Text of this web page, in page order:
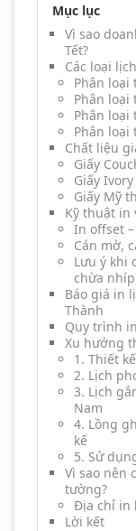
Mục lục
Vì sao
Tết?
Các loại
Phân loại
Phân loại
Phân loại
Phân loại
Chất liệu
Giấy
Giấy Ivory
Giấy Mỹ
Kỹ thuật in
In offset
Cán mờ,
Lưu ý khi
chừa
Báo giá in
Thành
Quy trình
Xu hướng
1. Thiết
2. Lịch
3. Lịch
Nam
4. Lồng
kế
5. Sử
Vì sao nên
tường?
Địa chỉ in
Lời kết